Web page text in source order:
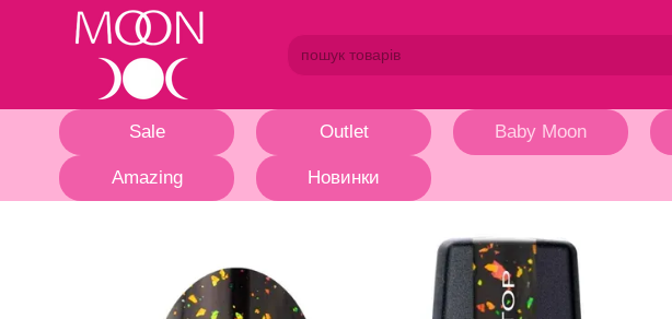
Перейти до основного контенту
Sale Outlet Baby Moon
Amazing Новинки